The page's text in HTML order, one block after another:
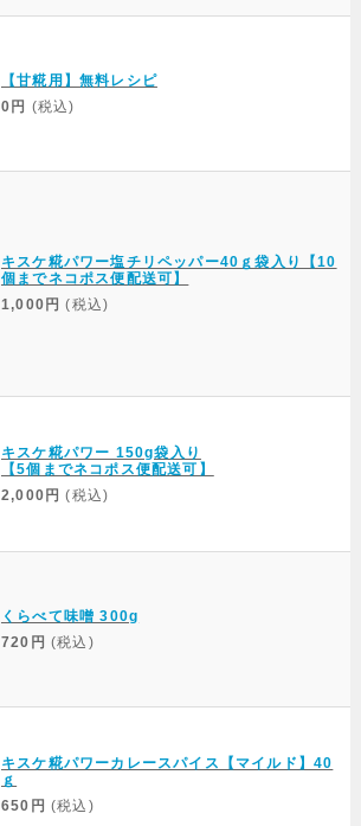
【甘糀用】無料レシピ
0円 (税込)
キスケ糀パワー塩チリペッパー40ｇ袋入り【10
個までネコポス便配送可】
1,000円 (税込)
キスケ糀パワー 150g袋入り
【5個までネコポス便配送可】
2,000円 (税込)
くらべて味噌 300g
720円 (税込)
キスケ糀パワーカレースパイス【マイルド】40
ｇ
650円 (税込)